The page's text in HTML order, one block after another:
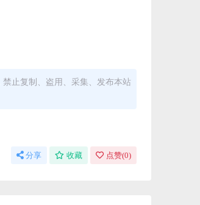
止复制、盗用、采集、发布本站
分享 收藏 点赞(0)